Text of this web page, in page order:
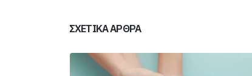
ΣΧΕΤΙΚΆ ΆΡΘΡΑ